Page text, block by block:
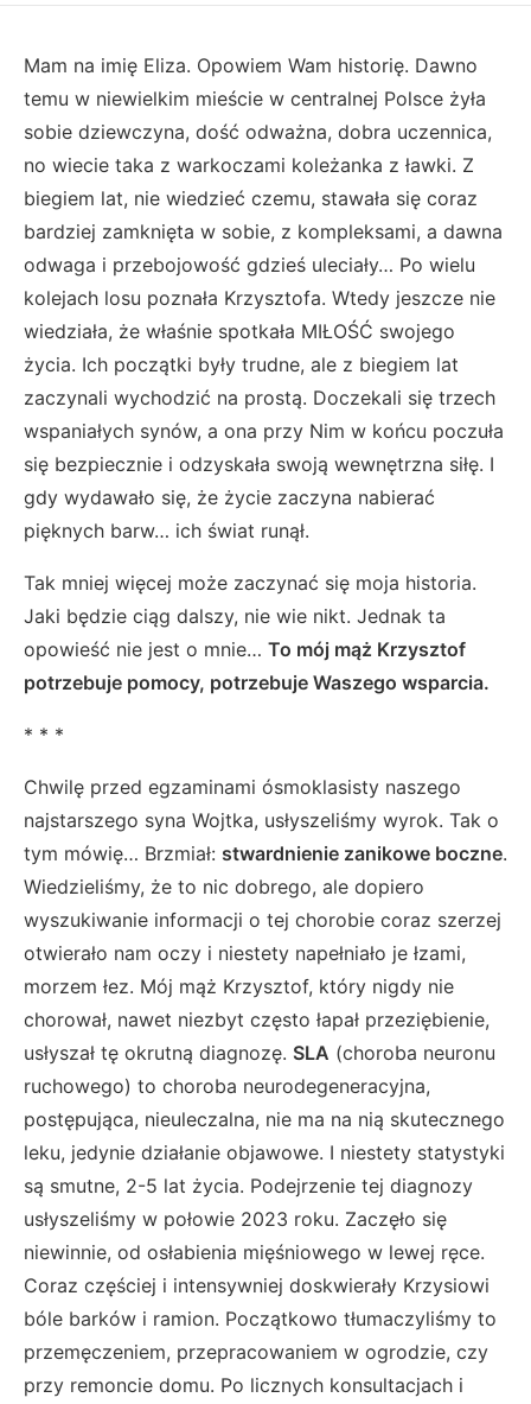
Mam na imię Eliza. Opowiem Wam historię. Dawno
temu w niewielkim mieście w centralnej Polsce żyła
sobie dziewczyna, dość odważna, dobra uczennica,
no wiecie taka z warkoczami koleżanka z ławki. Z
biegiem lat, nie wiedzieć czemu, stawała się coraz
bardziej zamknięta w sobie, z kompleksami, a dawna
odwaga i przebojowość gdzieś uleciały… Po wielu
kolejach losu poznała Krzysztofa. Wtedy jeszcze nie
wiedziała, że właśnie spotkała MIŁOŚĆ swojego
życia. Ich początki były trudne, ale z biegiem lat
zaczynali wychodzić na prostą. Doczekali się trzech
wspaniałych synów, a ona przy Nim w końcu poczuła
się bezpiecznie i odzyskała swoją wewnętrzna siłę. I
gdy wydawało się, że życie zaczyna nabierać
pięknych barw… ich świat runął.
Tak mniej więcej może zaczynać się moja historia.
Jaki będzie ciąg dalszy, nie wie nikt. Jednak ta
opowieść nie jest o mnie… To mój mąż Krzysztof
potrzebuje pomocy, potrzebuje Waszego wsparcia.
* * *
Chwilę przed egzaminami ósmoklasisty naszego
najstarszego syna Wojtka, usłyszeliśmy wyrok. Tak o
tym mówię… Brzmiał: stwardnienie zanikowe boczne.
Wiedzieliśmy, że to nic dobrego, ale dopiero
wyszukiwanie informacji o tej chorobie coraz szerzej
otwierało nam oczy i niestety napełniało je łzami,
morzem łez. Mój mąż Krzysztof, który nigdy nie
chorował, nawet niezbyt często łapał przeziębienie,
usłyszał tę okrutną diagnozę. SLA (choroba neuronu
ruchowego) to choroba neurodegeneracyjna,
postępująca, nieuleczalna, nie ma na nią skutecznego
leku, jedynie działanie objawowe. I niestety statystyki
są smutne, 2-5 lat życia. Podejrzenie tej diagnozy
usłyszeliśmy w połowie 2023 roku. Zaczęło się
niewinnie, od osłabienia mięśniowego w lewej ręce.
Coraz częściej i intensywniej doskwierały Krzysiowi
bóle barków i ramion. Początkowo tłumaczyliśmy to
przemęczeniem, przepracowaniem w ogrodzie, czy
przy remoncie domu. Po licznych konsultacjach i